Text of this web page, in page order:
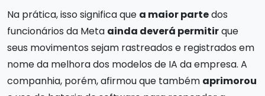
Na prática, isso significa que a maior partedos
funcionários da Meta ainda deverá permitirque
seus movimentos sejam rastreados e registrados em
nome da melhora dos modelos de IA da empresa. A
companhia, porém, afirmou que também aprimorou